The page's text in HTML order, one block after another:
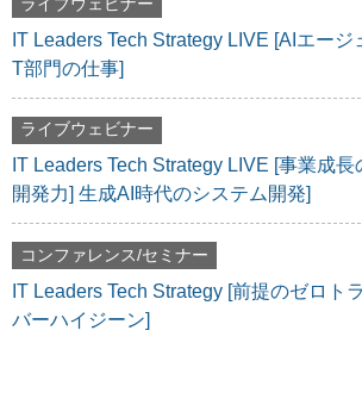
ライブウェビナー
IT Leaders Tech Strategy LIVE [AIエージ
T部門の仕事]
ライブウェビナー
IT Leaders Tech Strategy LIVE [事業成
開発力] 生成AI時代のシステム開発]
コンファレンス/セミナー
IT Leaders Tech Strategy [前提のゼロト
バーハイジーン]